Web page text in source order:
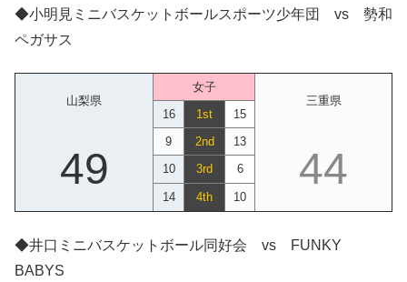
◆小明見ミニバスケットボールスポーツ少年団 vs 勢和
ペガサス
山梨県
女子
三重県
16
1st 15
49
9 2nd 13
44
10 3rd 6
14 4th 10
◆井口ミニバスケットボール同好会 vs FUNKY
BABYS